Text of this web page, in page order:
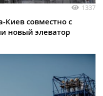
1337
Киев совместно с
новый элеватор